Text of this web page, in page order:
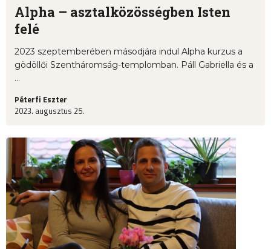
Alpha – asztalközösségben Isten
felé
2023 szeptemberében másodjára indul Alpha kurzus a
gödöllői Szentháromság-templomban. Páll Gabriella és a
...
Péterfi Eszter
2023. augusztus 25.